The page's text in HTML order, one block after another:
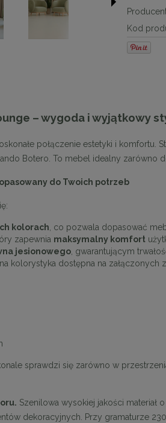
Kod
– wygoda i wyjątkowy
połączenie estetyki i komfortu.
Botero. To mebel idealny zarówno
do Twoich potrzeb
kolorach , co pozwala dopasować
zapewnia maksymalny komfort
jesionowego , gwarantującym
kolorystyka dostępna na załączonych
sprawdzi się zarówno w
Szenilowa wysokiej jakości materiał o
dekoracyjnych. Przy gramaturze